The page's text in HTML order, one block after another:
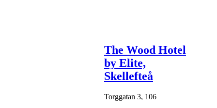
The Wood Hotel
by Elite,
Skellefteå
Torggatan 3, 106